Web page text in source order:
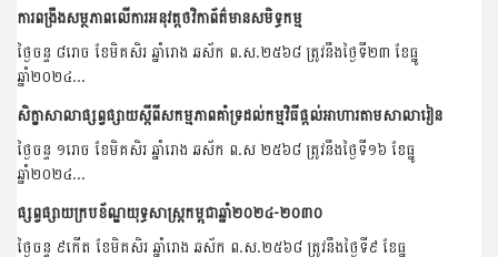
ការពង្រឹងសម្ថភាពលើការអនុវត្តថវិកាព័ត៌មានសមិទ្ធកម្ម
ថ្ងៃចន្ទ ៨រោច ខែមិគសិរ ឆ្នាំរោង ឆស័ក ព.ស.២៥៦៨ ត្រូវនឹងថ្ងៃទី២៣ ខែធ្នូ
ឆ្នាំ២០២៤...
សិក្ខាសាលាផ្សព្វផ្សាយស្តីពីសកម្មភាពគាំទ្រដល់កម្មវិធីផ្តល់អាហារតាមសាលារៀន
ថ្ងៃចន្ទ ១រោច ខែមិគសិរ ឆ្នាំរោង ឆស័ក ព.ស ២៥៦៨ ត្រូវនឹងថ្ងៃទី១៦ ខែធ្នូ
ឆ្នាំ២០២៤...
ផ្សព្វផ្សាយក្របខ័ណ្ឌយុទ្ធសាស្ត្រកម្ពុជាឆ្នាំ២០២៤-២០៣០
ថ្ងៃចន្ទ ៩កើត ខែមិគសិរ ឆ្នាំរោង ឆស័ក ព.ស.២៥៦៨ ត្រូវនឹងថ្ងៃទី៩ ខែធ្នូ